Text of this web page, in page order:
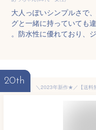
大人っぽいシンプルさで
グと一緒に持っていても
。防水性に優れており、
20th